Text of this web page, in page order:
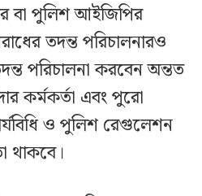
বা পুলিশ আইজিপির
তদন্ত পরিচালনারও
পরিচালনা করবেন অন্তত
কর্মকর্তা এবং পুরো
ও পুলিশ রেগুলেশন
থাকবে।